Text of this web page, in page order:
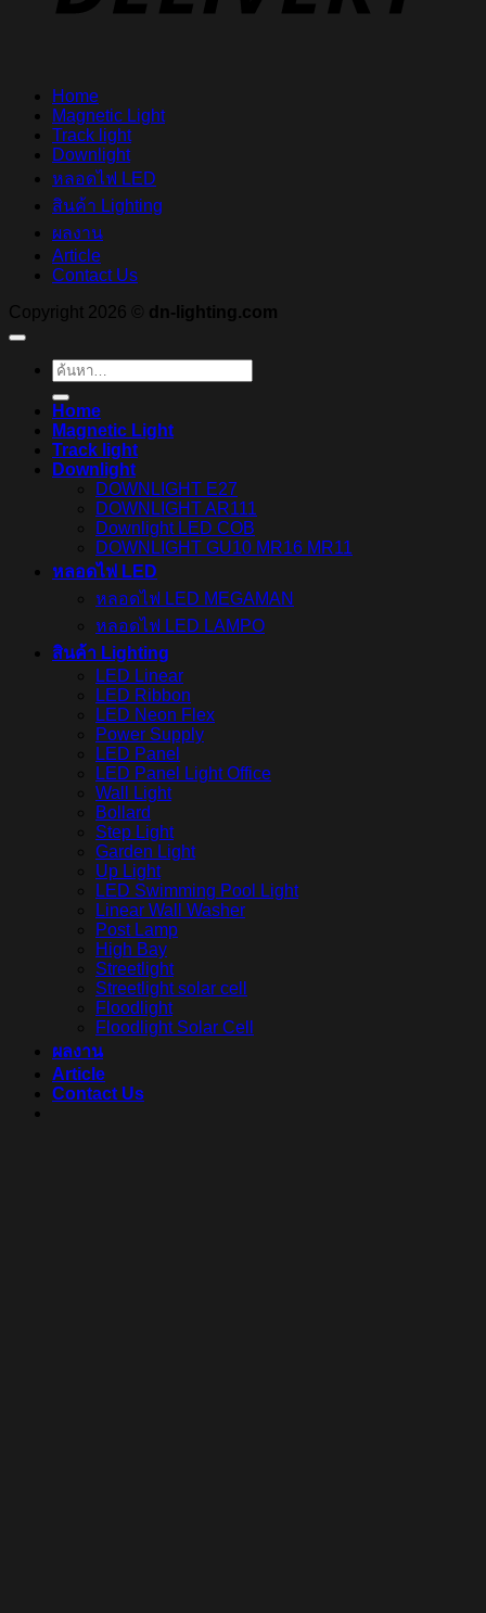
Home
Magnetic Light
Track light
Downlight
หลอดไฟ LED
สินค้า Lighting
ผลงาน
Article
Contact Us
Copyright 2026 © dn-lighting.com
ค้นหา:
Home
Magnetic Light
Track light
Downlight
DOWNLIGHT E27
DOWNLIGHT AR111
Downlight LED COB
DOWNLIGHT GU10 MR16 MR11
หลอดไฟ LED
หลอดไฟ LED MEGAMAN
หลอดไฟ LED LAMPO
สินค้า Lighting
LED Linear
LED Ribbon
LED Neon Flex
Power Supply
LED Panel
LED Panel Light Office
Wall Light
Bollard
Step Light
Garden Light
Up Light
LED Swimming Pool Light
Linear Wall Washer
Post Lamp
High Bay
Streetlight
Streetlight solar cell
Floodlight
Floodlight Solar Cell
ผลงาน
Article
Contact Us